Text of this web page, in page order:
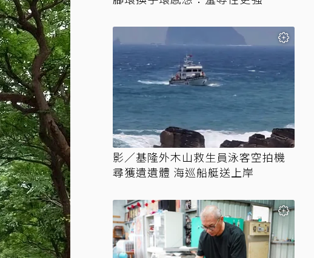
影／基隆外木山救生員泳客空拍機
尋獲遺遺體 海巡船艇送上岸